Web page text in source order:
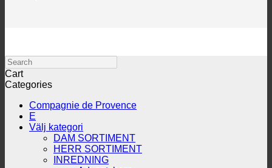
Search
Cart
Categories
Compagnie de Provence
E
Välj kategori
DAM SORTIMENT
HERR SORTIMENT
INREDNING